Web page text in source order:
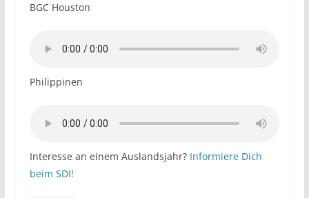
BGC Houston
Philippinen
Interesse an einem Auslandsjahr? Informiere Dich
beim SDI!